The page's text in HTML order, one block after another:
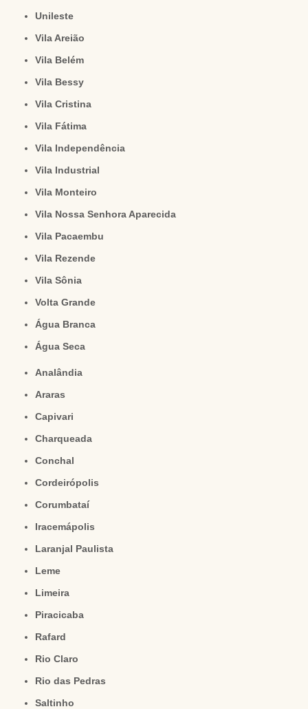
Unileste
Vila Areião
Vila Belém
Vila Bessy
Vila Cristina
Vila Fátima
Vila Independência
Vila Industrial
Vila Monteiro
Vila Nossa Senhora Aparecida
Vila Pacaembu
Vila Rezende
Vila Sônia
Volta Grande
Água Branca
Água Seca
Analândia
Araras
Capivari
Charqueada
Conchal
Cordeirópolis
Corumbataí
Iracemápolis
Laranjal Paulista
Leme
Limeira
Piracicaba
Rafard
Rio Claro
Rio das Pedras
Saltinho